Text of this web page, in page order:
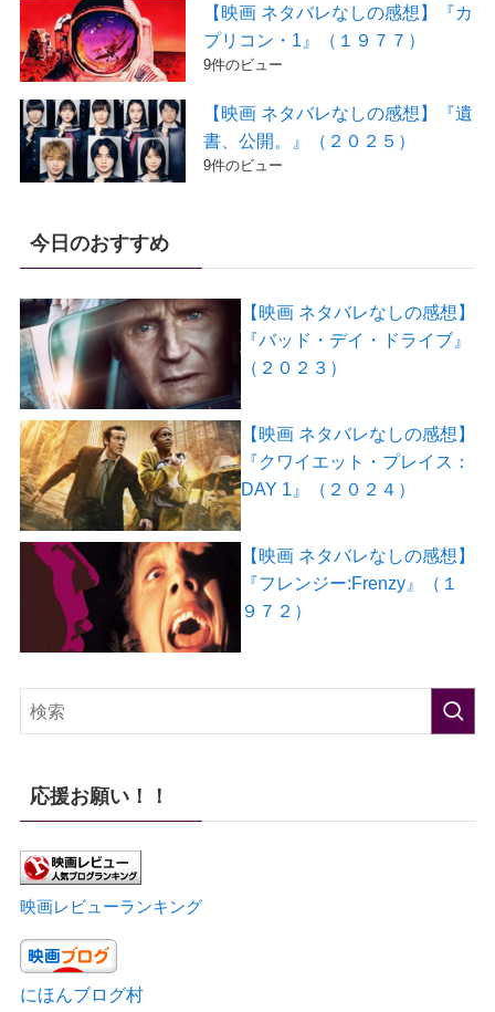
【映画 ネタバレなしの感想】『カ
プリコン・1』（１９７７）
9件のビュー
【映画 ネタバレなしの感想】『遺
書、公開。』（２０２５）
9件のビュー
今日のおすすめ
【映画 ネタバレなしの感想】
『バッド・デイ・ドライブ』
（２０２３）
【映画 ネタバレなしの感想】
『クワイエット・プレイス：
DAY 1』（２０２４）
【映画 ネタバレなしの感想】
『フレンジー:Frenzy』（１
９７２）
応援お願い！！
映画レビューランキング
にほんブログ村